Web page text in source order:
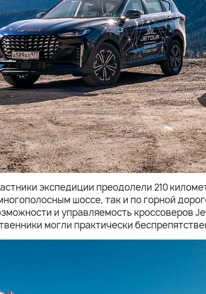
экспедиции преодолели 210
шоссе, так и по горной
и управляемость кроссоверов
могли практически